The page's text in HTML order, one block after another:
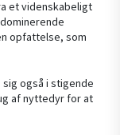
et videnskabeligt
opfattelse, som
også i stigende
af nyttedyr for at